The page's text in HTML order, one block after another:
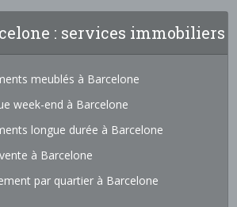
: services immobiliers
meublés à Barcelone
week-end à Barcelone
longue durée à Barcelone
à Barcelone
par quartier à Barcelone